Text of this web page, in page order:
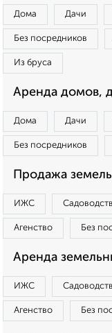
Дома Дачи
Без посредников
Из бруса
Аренда домов,
Дома Дачи
Без посредников
Продажа
ИЖС
Агенство Без
Аренда
ИЖС
Агенство Без